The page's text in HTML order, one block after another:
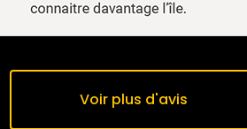
Voir plus d'avis